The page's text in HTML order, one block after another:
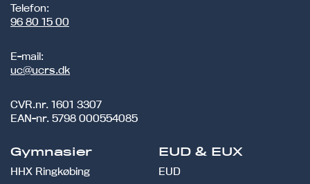
Telefon:
96 80 15 00
E-mail:
uc@ucrs.dk
CVR.nr. 1601 3307
EAN-nr. 5798 000554085
Gymnasier
HHX Ringkøbing
EUD & EUX
EUD